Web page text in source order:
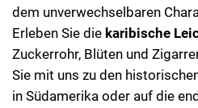
dem unverwechselbaren
Erleben Sie die karibische
Zuckerrohr, Blüten und
Sie mit uns zu den
in Südamerika oder auf die